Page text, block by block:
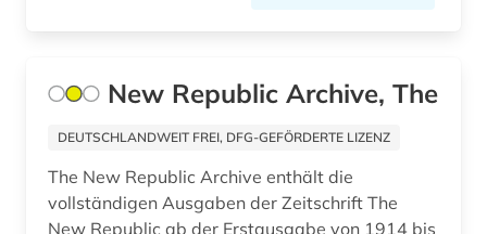
New Republic Archive, The
DEUTSCHLANDWEIT FREI, DFG-GEFÖRDERTE LIZENZ
The New Republic Archive enthält die
vollständigen Ausgaben der Zeitschrift The
New Republic ab der Erstausgabe von 1914 bis